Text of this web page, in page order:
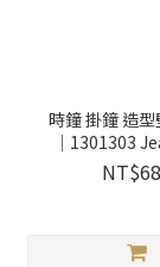
時鐘 掛鐘 造
│1301303